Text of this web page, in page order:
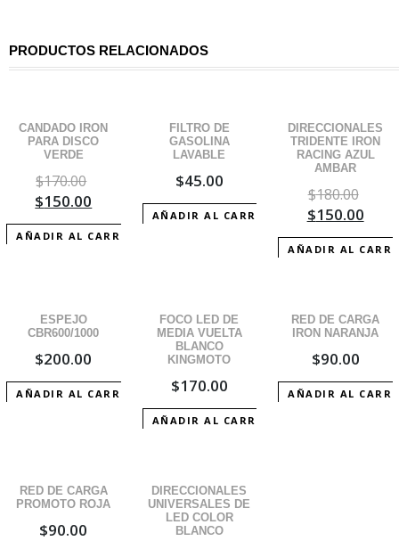
PRODUCTOS RELACIONADOS
¡OFERTA!
CANDADO IRON
PARA DISCO
VERDE
$170.00
$150.00
AÑADIR AL CARRITO
FILTRO DE
GASOLINA
LAVABLE
$45.00
AÑADIR AL CARRITO
¡OFERTA!
DIRECCIONALES
TRIDENTE IRON
RACING AZUL
AMBAR
$180.00
$150.00
AÑADIR AL
ESPEJO
CBR600/1000
$200.00
AÑADIR AL CARRITO
FOCO LED DE
MEDIA VUELTA
BLANCO
KINGMOTO
$170.00
AÑADIR AL CARRITO
RED DE CARGA
IRON NARANJA
$90.00
AÑADIR AL
RED DE CARGA
PROMOTO ROJA
$90.00
¡OFERTA!
DIRECCIONALES
UNIVERSALES DE
LED COLOR
BLANCO